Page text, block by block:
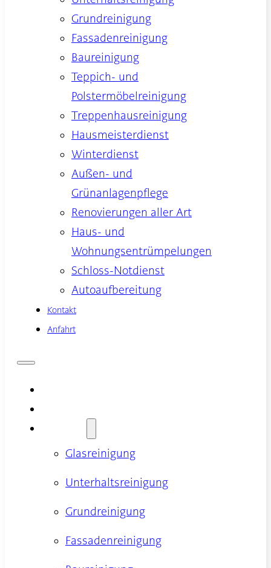
Grundreinigung
Fassadenreinigung
Baureinigung
Teppich- und
Polstermöbelreinigung
Treppenhausreinigung
Hausmeisterdienst
Winterdienst
Außen- und
Grünanlagenpflege
Renovierungen aller Art
Haus- und
Wohnungsentrümpelungen
Schloss-Notdienst
Autoaufbereitung
Kontakt
Anfahrt
Glasreinigung
Unterhaltsreinigung
Grundreinigung
Fassadenreinigung